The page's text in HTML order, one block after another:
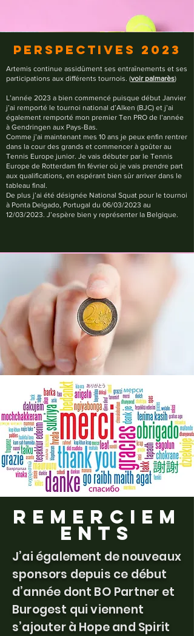
Perspectives 2023
Artemis continue assidûment ses entraînements et ses
participations aux différents tournois. (voir palmarès)
L’année 2023 a bien commencé puisque début Janvier
j’ai remporté le tournoi national d’Alken (BJC) et j’ai
également remporté mon premier Ten PRO de l’année
à Gendringen aux Pays-Bas.
Comme j’ai maintenant mes 10 ans je peux enfin rentrer
dans la cour des grands et commencer à goûter au
Tennis Europe junior. Je vais débuter par le Tennis
Europe de Rotterdam fin février où je vais prendre part
aux qualifications, en espérant bien sûr arriver dans le
tableau final.
De plus j’ai été désignée National Squat pour le tournoi
à Ponta Delgado, Portugal du 06/03/2023 au
12/03/2023. J’espère bien y représenter la Belgique.
Remerciem
ents
J’ai également de nouveaux
sponsors depuis ce début
d’année dont BO Partner et
Burogest qui viennent
s’ajouter à Hope and Spirit